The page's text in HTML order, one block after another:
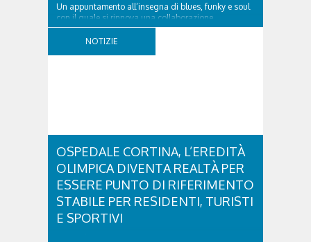
Un appuntamento all’insegna di blues, funky e soul
con il quale si rinnova una collaborazione
collaudata, quella con il Dolomiti Blues&Soul
Festival. Domenica 9 agosto alle 18.00 in piazza
NOTIZIE
OSPEDALE CORTINA, L’EREDITÀ
OLIMPICA DIVENTA REALTÀ PER
ESSERE PUNTO DI RIFERIMENTO
STABILE PER RESIDENTI, TURISTI
E SPORTIVI